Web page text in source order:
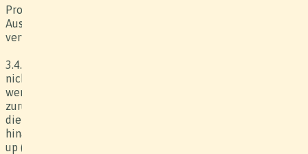
Produzenten ohne Einverständnis des Kunden mit
Ausnahme der Regelung gemäss Ziff. 6.8 nicht anderweitig
verwendet werden.
3.4. Kann die Produktion zufolge höherer Gewalt nicht oder
nicht zu den vereinbarten Konditionen fertiggestellt
werden, kann die betroffene Partei vom Vertrag
zurücktreten. Der Kunde hat jedoch den Produzenten für
die bereits geleistete Arbeit respektive die darüber
hinausgehenden, nachgewiesenen Kosten zuzüglich Mark-
up (Handlungskosten und Gewinn), zu entschädigen.